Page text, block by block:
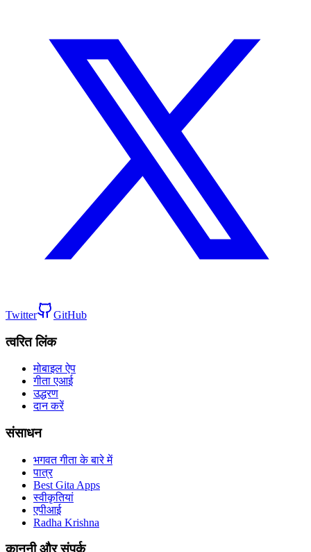
Twitter GitHub
त्वरित लिंक
मोबाइल ऐप
गीता एआई
उद्धरण
दान करें
संसाधन
भगवत गीता के बारे में
पात्र
Best Gita Apps
स्वीकृतियां
एपीआई
Radha Krishna